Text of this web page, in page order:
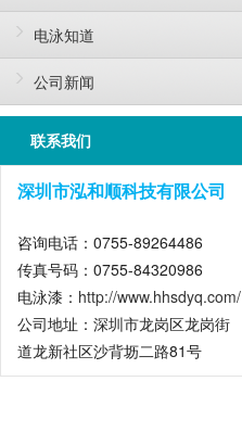
电泳知道
公司新闻
联系我们
深圳市泓和顺科技有限公司
咨询电话：0755-89264486
传真号码：0755-84320986
电泳漆： http://www.hhsdyq.com/
公司地址：深圳市龙岗区龙岗街
道龙新社区沙背坜二路81号